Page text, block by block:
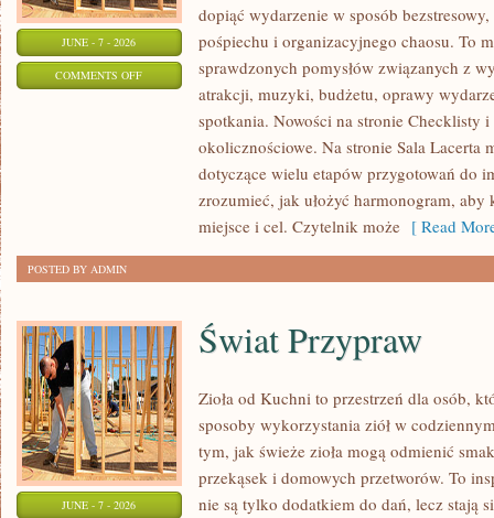
JUNE - 7 - 2026
COMMENTS OFFON
DEKORACJE
ARANŻACJE
dopiąć wydarzenie w sposób
pośpiechu i organizacyjnego chaosu. To
sprawdzonych pomysłów związanych z
atrakcji, muzyki, budżetu, oprawy
spotkania. Nowości na stronie Checklisty
okolicznościowe. Na stronie Sala Lacerta
dotyczące wielu etapów przygotowań do
zrozumieć, jak ułożyć harmonogram, aby
miejsce i cel. Czytelnik może [ Read
POSTED BY ADMIN
JUNE - 7 - 2026
Świat Przypraw
Zioła od Kuchni to przestrzeń dla osób,
sposoby wykorzystania ziół w
tym, jak świeże zioła mogą odmienić
przekąsek i domowych przetworów. To
nie są tylko dodatkiem do dań, lecz stają